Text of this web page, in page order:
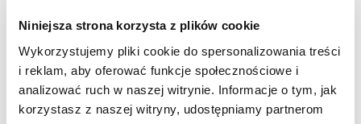
Niniejsza strona korzysta z plików cookie
Wykorzystujemy pliki cookie do spersonalizowania treści
i reklam, aby oferować funkcje społecznościowe i
analizować ruch w naszej witrynie. Informacje o tym, jak
korzystasz z naszej witryny, udostępniamy partnerom
"ósemki". W wodzie rozpuszczamy cukier i
wkładamy do niej pokrojone ziemniaki.
Zostawiamy na co najmniej 1 godzinę
(możecie przygotować ziemniaki dzień